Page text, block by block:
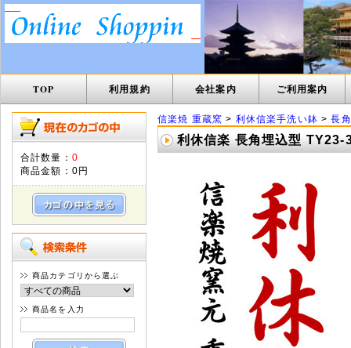
TOP 利用規約 会社案内 ご利用案内
合計数量： 0
商品金額： 0円
商品カテゴリから選ぶ
商品名を入力
信楽焼 重蔵窯 > 利休信楽手洗い鉢 >長
利休信楽 長角埋込型 TY23-